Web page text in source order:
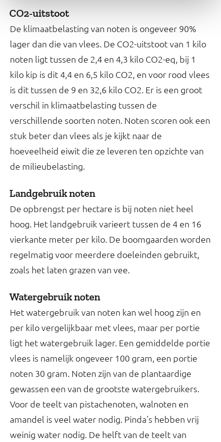
CO2-uitstoot
De klimaatbelasting van noten is ongeveer 90%
lager dan die van vlees. De CO2-uitstoot van 1 kilo
noten ligt tussen de 2,4 en 4,3 kilo CO2-eq, bij 1
kilo kip is dit 4,4 en 6,5 kilo CO2, en voor rood vlees
is dit tussen de 9 en 32,6 kilo CO2. Er is een groot
verschil in klimaatbelasting tussen de
verschillende soorten noten. Noten scoren ook een
stuk beter dan vlees als je kijkt naar de
hoeveelheid eiwit die ze leveren ten opzichte van
de milieubelasting.
Landgebruik noten
De opbrengst per hectare is bij noten niet heel
hoog. Het landgebruik varieert tussen de 4 en 16
vierkante meter per kilo. De boomgaarden worden
regelmatig voor meerdere doeleinden gebruikt,
zoals het laten grazen van vee.
Watergebruik noten
Het watergebruik van noten kan wel hoog zijn en
per kilo vergelijkbaar met vlees, maar per portie
ligt het watergebruik lager. Een gemiddelde portie
vlees is namelijk ongeveer 100 gram, een portie
noten 30 gram. Noten zijn van de plantaardige
gewassen een van de grootste watergebruikers.
Voor de teelt van pistachenoten, walnoten en
amandel is veel water nodig. Pinda's hebben vrij
weinig water nodig. De helft van de teelt van